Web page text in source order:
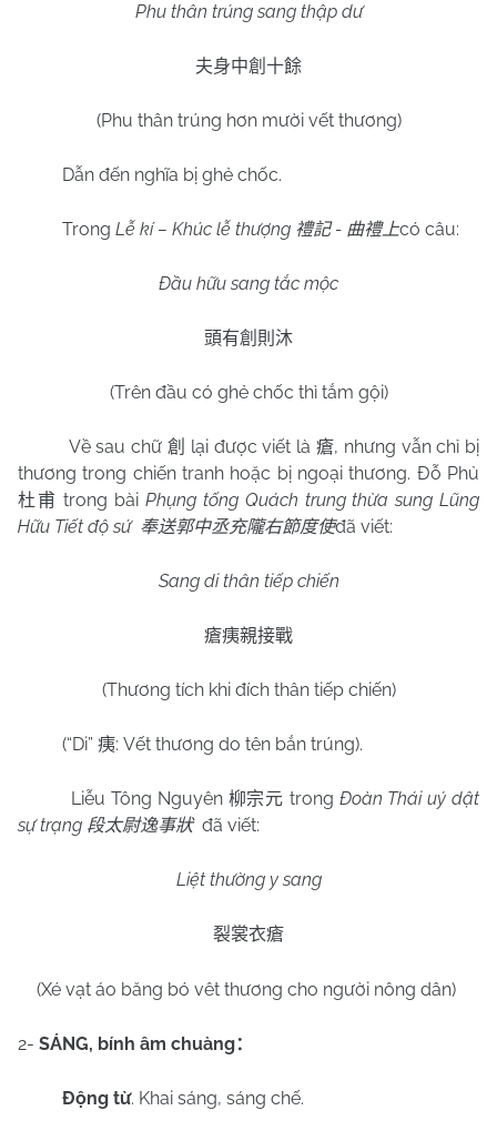
Phu thân trúng sang thập dư
夫身中創十餘
(Phu thân trúng hơn mười vết thương)
Dẫn đến nghĩa bị ghẻ chốc.
Trong Lễ kí – Khúc lễ thượng 禮記- 曲禮上có câu:
Đầu hữu sang tắc mộc
頭有創則沐
(Trên đầu có ghẻ chốc thì tắm gội)
Về sau chữ 創 lại được viết là 瘡, nhưng vẫn chỉ bị
thương trong chiến tranh hoặc bị ngoại thương. Đỗ Phủ
杜甫 trong bàiPhụng tống Quách trung thừa sung Lũng
Hữu Tiết độ sứ 奉送郭中丞充隴右節度使đã viết:
Sang di thân tiếp chiến
瘡痍親接戰
(Thương tích khi đích thân tiếp chiến)
(“Di” 痍: Vết thương do tên bắn trúng).
Liễu Tông Nguyên 柳宗元 trong Đoàn Thái uý dật
sự trạng 段太尉逸事狀 đã viết:
Liệt thường y sang
裂裳衣瘡
(Xé vạt áo băng bó vêt thương cho người nông dân)
2- SÁNG, bính âm chuàng：
Động từ. Khai sáng, sáng chế.